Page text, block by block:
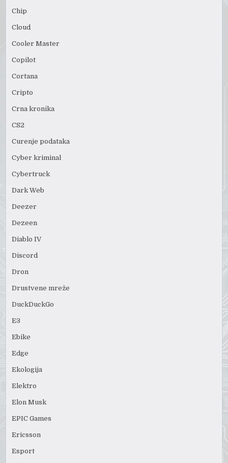
Chip
Cloud
Cooler Master
Copilot
Cortana
Cripto
Crna kronika
CS2
Curenje podataka
Cyber kriminal
Cybertruck
Dark Web
Deezer
Dezeen
Diablo IV
Discord
Dron
Drustvene mreže
DuckDuckGo
E3
Ebike
Edge
Ekologija
Elektro
Elon Musk
EPIC Games
Ericsson
Esport